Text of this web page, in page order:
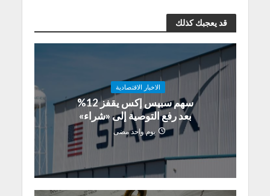
قد يعجبك كذلك
الاخبار الاقتصادية
سهم سبيس إكس يقفز 12%
بعد رفع التوصية إلى «شراء»
يوم واحد مضى